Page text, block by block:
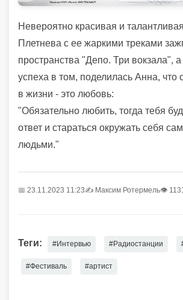
Невероятно красивая и
Плетнева с ее жаркими треками
пространства "Депо. Три вокзала", а
успеха в том, поделилась Анна, что
в жизни - это любовь:
"Обязательно любить, тогда тебя
ответ и стараться окружать себя
людьми."
📅 23.11.2023 11:23✍️ Максим Ротермель👁
Теги: #Интервью #Радиостанции
#Фестиваль #артист